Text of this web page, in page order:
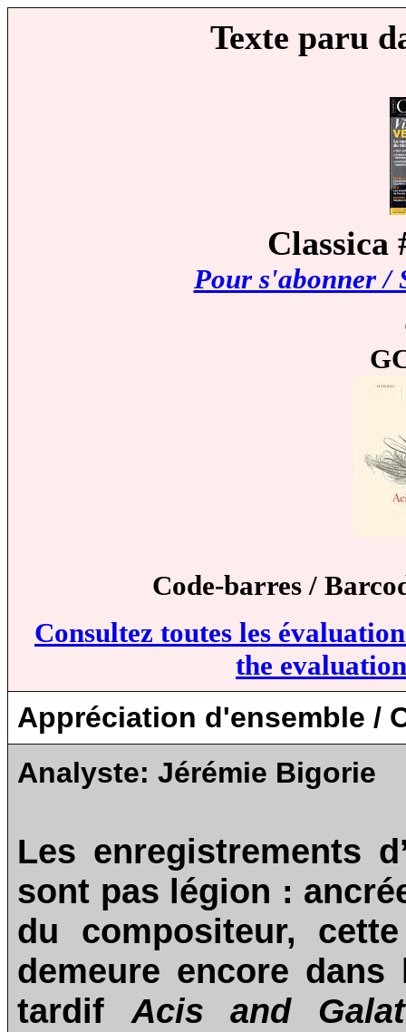
Texte paru
Classica
Pour s'abonner /
Code-barres /
Consultez toutes les
the
Appréciation d'ensemble /
Analyste: Jérémie Bigorie
Les enregistrements
sont pas légion :
du compositeur,
demeure encore dans
tardif Acis and